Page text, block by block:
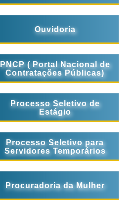
Ouvidoria
PNCP ( Portal Nacional de
Contratações Públicas)
Processo Seletivo de
Estágio
Processo Seletivo para
Servidores Temporários
Procuradoria da Mulher